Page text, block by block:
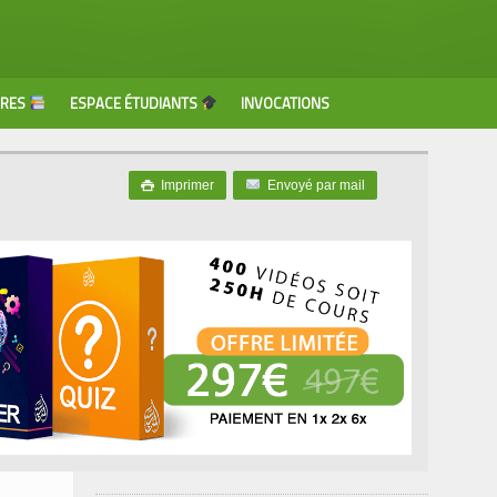
ESPACE ÉTUDIANTS INVOCATIONS
 Imprimer Envoyé par mail